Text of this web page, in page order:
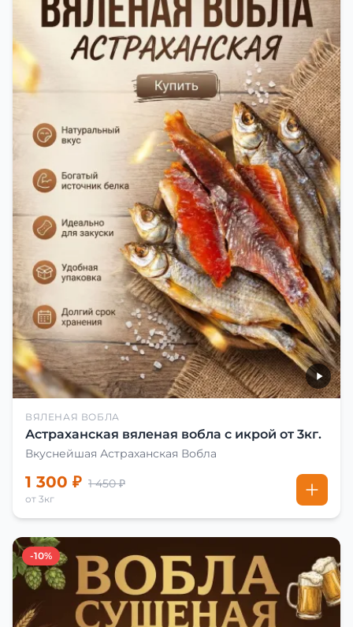
ВЯЛЕНАЯ ВОБЛА
Астраханская вяленая вобла с икрой от 3кг.
Вкуснейшая Астраханская Вобла
1 300 ₽ 1 450 ₽
от 3кг
-10%